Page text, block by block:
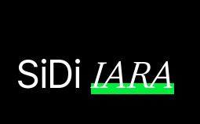
SiDiIARA